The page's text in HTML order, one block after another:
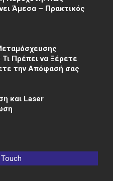
Άμεσα – Πρακτικός
Πρέπει να Ξέρετε
την Απόφασή σας
και Laser